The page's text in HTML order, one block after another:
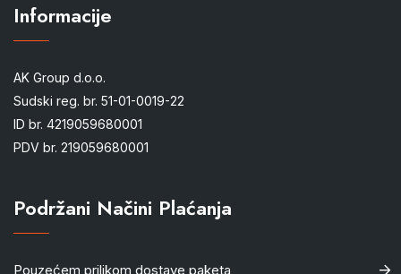
Informacije
AK Group d.o.o.
Sudski reg. br. 51-01-0019-22
ID br. 4219059680001
PDV br. 219059680001
Podržani Načini Plaćanja
Pouzećem prilikom dostave paketa